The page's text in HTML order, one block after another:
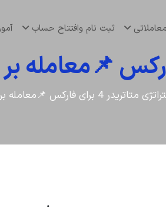
ثبت نام وافتتاح حساب
برای فارکس 📌معامله بر روی جفت ارزها